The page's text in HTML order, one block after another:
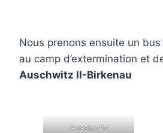
Nous prenons ensuite un
au camp d’extermination et
Auschwitz II-Birkenau
Auschwitz